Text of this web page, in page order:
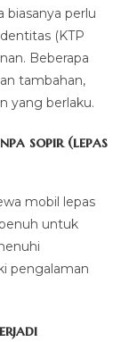
biasanya perlu
(KTP
Beberapa
tambahan,
yang berlaku.
sopir (lepas
mobil lepas
untuk
pengalaman